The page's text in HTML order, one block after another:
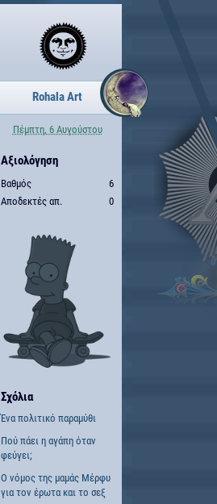
Rohala Art
Πέμπτη, 6 Αυγούστου
Αξιολόγηση
Βαθμός
6
Αποδεκτές απ.
0
Σχόλια
Ένα πολιτικό παραμύθι
Πού πάει η αγάπη όταν
φεύγει;
Ο νόμος της μαμάς Μέρφυ
για τον έρωτα και το σεξ